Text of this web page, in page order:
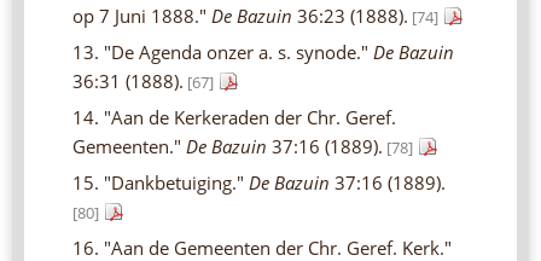
op 7 Juni 1888." De Bazuin 36:23 (1888). [74]
13. "De Agenda onzer a. s. synode." De Bazuin
36:31 (1888). [67]
14. "Aan de Kerkeraden der Chr. Geref.
Gemeenten." De Bazuin 37:16 (1889). [78]
15. "Dankbetuiging." De Bazuin 37:16 (1889).
[80]
16. "Aan de Gemeenten der Chr. Geref. Kerk."